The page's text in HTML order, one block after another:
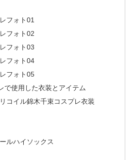
フォト01
フォト02
フォト03
フォト04
フォト05
で使用した衣装とアイテム
コイル錦木千束コスプレ衣装
ルハイソックス